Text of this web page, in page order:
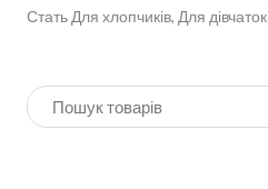
Стать Для хлопчиків, Для дівчаток